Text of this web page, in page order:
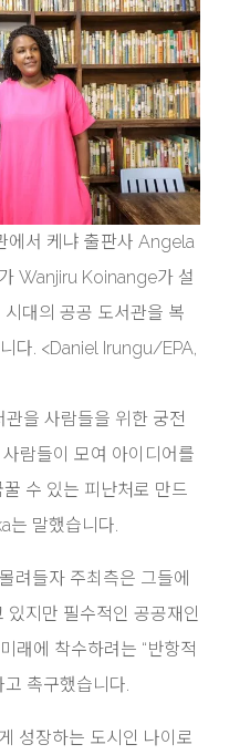
에서 케냐 출판사 Angela
Wanjiru Koinange가 설
대의 공공 도서관을 복
다. <Daniel Irungu/EPA,
을 사람들을 위한 궁전
람들이 모여 아이디어를
수 있는 피난처로 만드
는 말했습니다.
려들자 주최측은 그들에
있지만 필수적인 공공재인
래에 착수하려는 “반항적
촉구했습니다.
성장하는 도시인 나이로